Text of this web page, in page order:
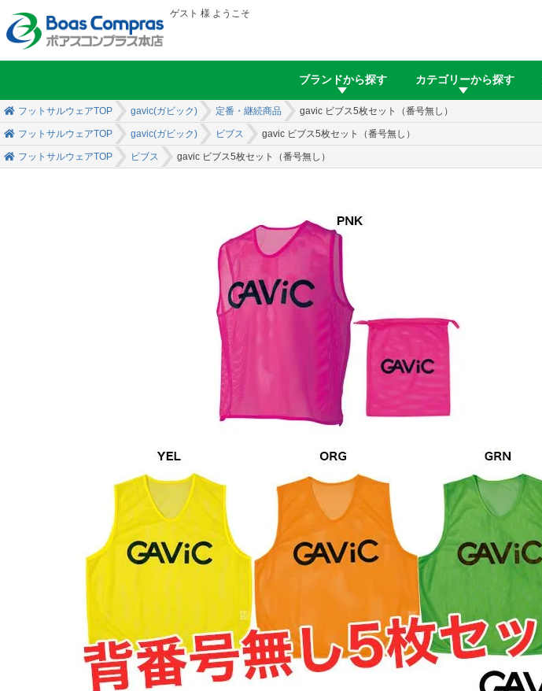
ゲスト 様 ようこそ
ブランドから探す カテゴリーから探す
フットサルウェアTOP gavic(ガビック) 定番・継続商品 gavic ビブス5枚セット（番号無し）
フットサルウェアTOP gavic(ガビック) ビブス gavic ビブス5枚セット（番号無し）
フットサルウェアTOP ビブス gavic ビブス5枚セット（番号無し）